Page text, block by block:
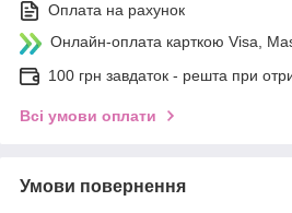
Оплата на рахунок
Онлайн-оплата карткою Visa,
100 грн завдаток - решта при
Всі умови оплати
Умови повернення